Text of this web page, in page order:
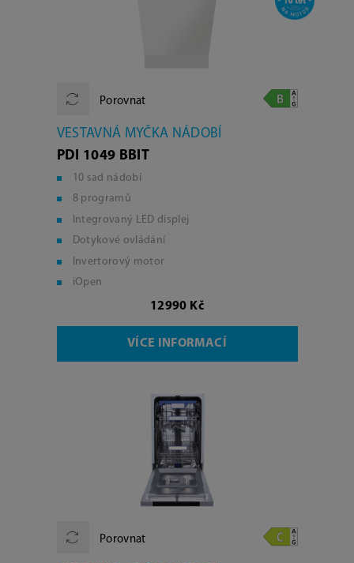
Porovnat
VESTAVNÁ MYČKA NÁDOBÍ
PDI 1049 BBIT
10 sad nádobí
8 programů
Integrovaný LED displej
Dotykové ovládání
Invertorový motor
iOpen
12990 Kč
VÍCE INFORMACÍ
Porovnat